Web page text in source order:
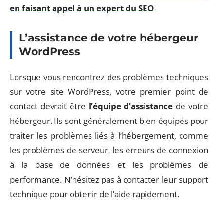
en faisant appel à un expert du SEO
L’assistance de votre hébergeur
WordPress
Lorsque vous rencontrez des problèmes techniques
sur votre site WordPress, votre premier point de
contact devrait être l’équipe d’assistance de votre
hébergeur. Ils sont généralement bien équipés pour
traiter les problèmes liés à l’hébergement, comme
les problèmes de serveur, les erreurs de connexion
à la base de données et les problèmes de
performance. N’hésitez pas à contacter leur support
technique pour obtenir de l’aide rapidement.